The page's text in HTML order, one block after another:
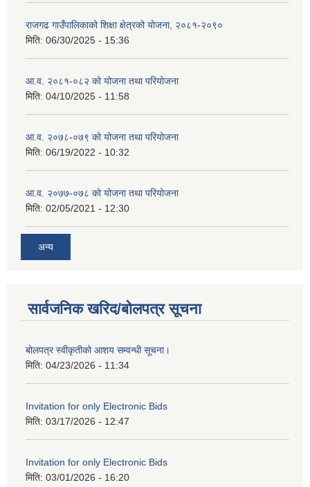
राजगढ गाउँपालिकाको शिक्षा क्षेत्रको योजना, २०८१-२०९०
मिति: 06/30/2025 - 15:36
आ.व. २०८१-०८२ को योजना तथा परियोजना
मिति: 04/10/2025 - 11:58
आ.व. २०७८-०७९ को योजना तथा परियोजना
मिति: 06/19/2022 - 10:32
आ.व. २०७७-०७८ को योजना तथा परियोजना
मिति: 02/05/2021 - 12:30
अन्य
सार्वजनिक खरिद/बोलपत्र सूचना
बोलपत्र स्वीकृतीको आशय सम्वन्धी सूचना।
मिति: 04/23/2026 - 11:34
Invitation for only Electronic Bids
मिति: 03/17/2026 - 12:47
Invitation for only Electronic Bids
मिति: 03/01/2026 - 16:20